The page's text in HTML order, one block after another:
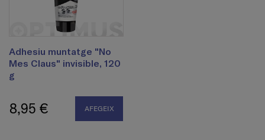
Adhesiu muntatge "No
Mes Claus" invisible, 120
g
8,95 € AFEGEIX